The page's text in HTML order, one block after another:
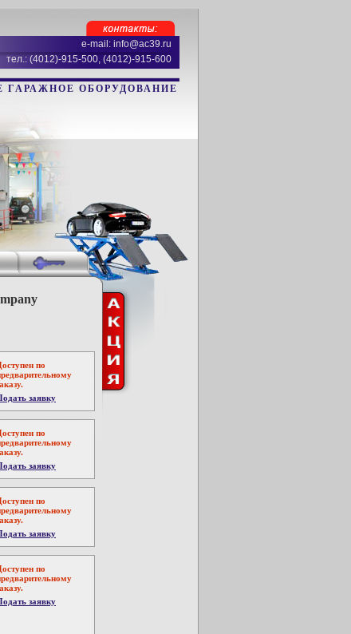
e-mail: info@ac39.ru
тел.: (4012)-915-500, (4012)-915-600
ОБОРУДОВАНИЕ
по
заявку
по
заявку
по
заявку
по
заявку